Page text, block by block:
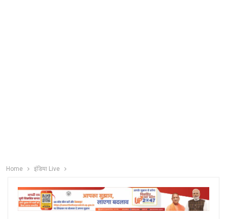
Home इंडिया Live